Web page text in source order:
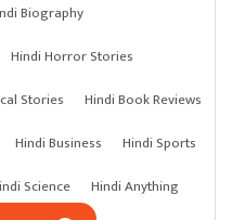
Biography
Hindi Horror Stories
Stories
Hindi Book Reviews
Hindi Business
Hindi Sports
Science
Hindi Anything